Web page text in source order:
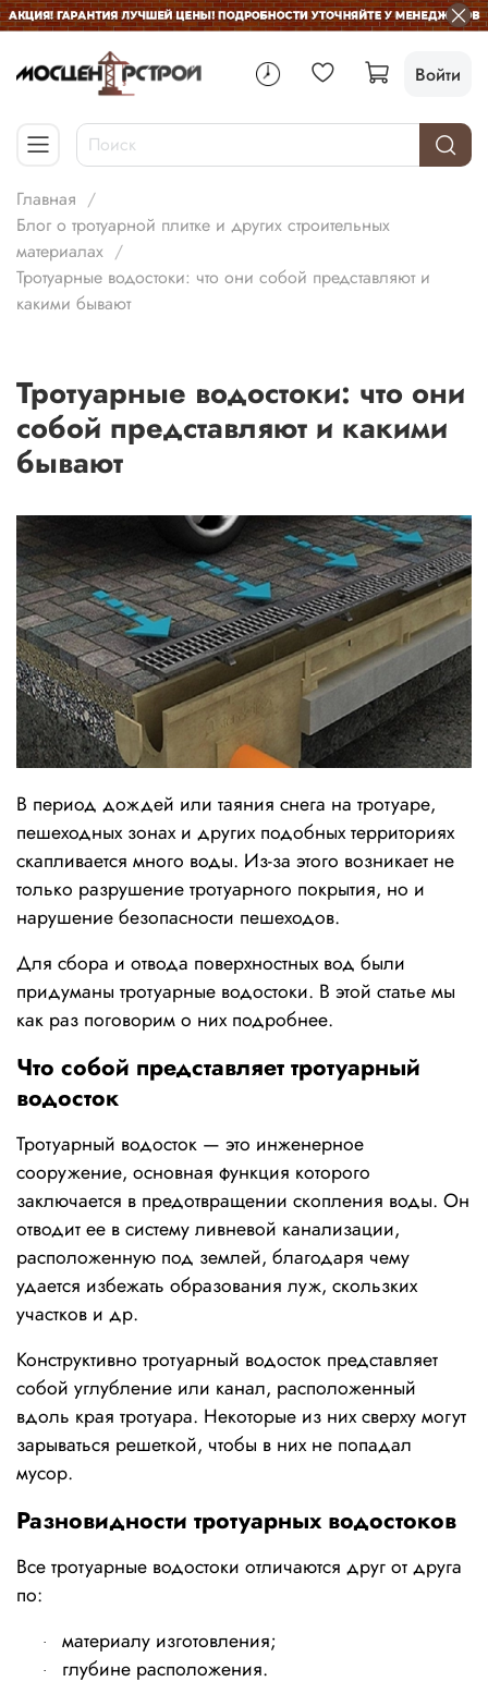
Войти
Главная
Блог о тротуарной плитке и других строительных
материалах
Тротуарные водостоки: что они собой представляют и
какими бывают
Тротуарные водостоки: что они
собой представляют и какими
бывают
В период дождей или таяния снега на тротуаре,
пешеходных зонах и других подобных территориях
скапливается много воды. Из-за этого возникает не
только разрушение тротуарного покрытия, но и
нарушение безопасности пешеходов.
Для сбора и отвода поверхностных вод были
придуманы тротуарные водостоки. В этой статье мы
как раз поговорим о них подробнее.
Что собой представляет тротуарный
водосток
Тротуарный водосток — это инженерное
сооружение, основная функция которого
заключается в предотвращении скопления воды. Он
отводит ее в систему ливневой канализации,
расположенную под землей, благодаря чему
удается избежать образования луж, скользких
участков и др.
Конструктивно тротуарный водосток представляет
собой углубление или канал, расположенный
вдоль края тротуара. Некоторые из них сверху могут
зарываться решеткой, чтобы в них не попадал
мусор.
Разновидности тротуарных водостоков
Все тротуарные водостоки отличаются друг от друга
по:
· материалу изготовления;
·
глубине расположения.